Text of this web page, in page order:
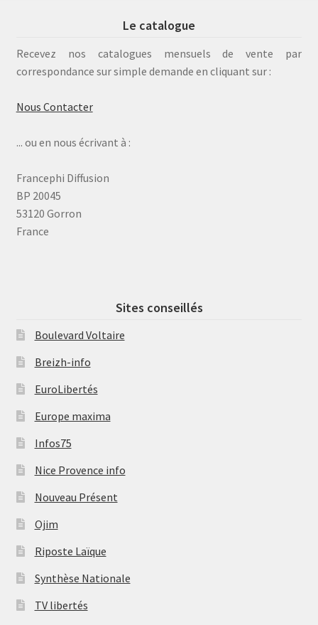
Le catalogue
Recevez nos catalogues mensuels de vente par
correspondance sur simple demande en cliquant sur :
Nous Contacter
... ou en nous écrivant à :
Francephi Diffusion
BP 20045
53120 Gorron
France
Sites conseillés
Boulevard Voltaire
Breizh-info
EuroLibertés
Europe maxima
Infos75
Nice Provence info
Nouveau Présent
Ojim
Riposte Laïque
Synthèse Nationale
TV libertés